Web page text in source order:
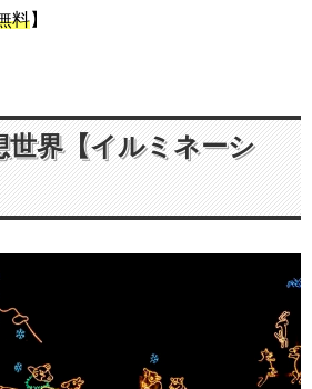
料】
世界【イルミネーシ